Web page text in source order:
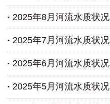
2025年8月河流水质状况
2025年7月河流水质状况
2025年6月河流水质状况
2025年5月河流水质状况